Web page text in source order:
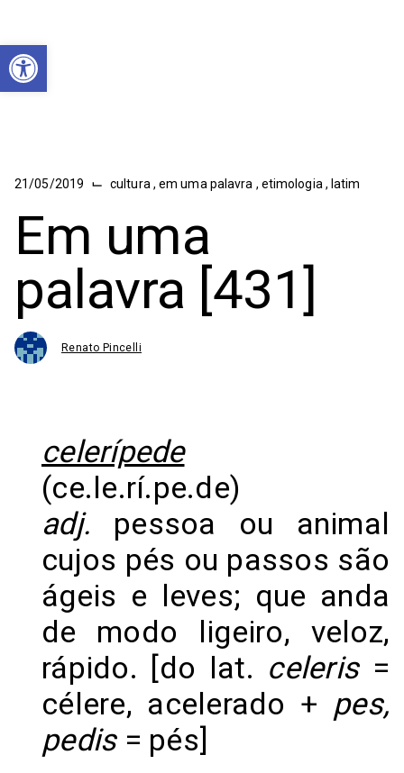
Abrir a barra de ferramentas
21/05/2019 ⌙ cultura ,em uma palavra , etimologia , latim
Em uma
palavra [431]
Renato Pincelli
celerípede
(ce.le.rí.pe.de)
adj. pessoa ou animal
cujos pés ou passos são
ágeis e leves; que anda
de modo ligeiro, veloz,
rápido. [do lat. celeris=
célere, acelerado + pes,
pedis= pés]